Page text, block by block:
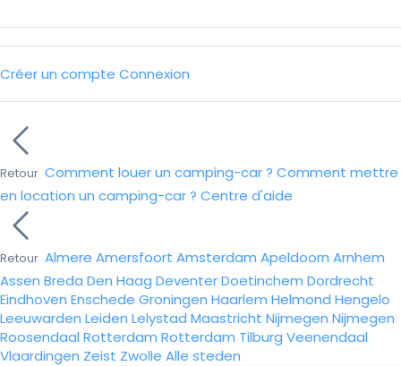
Créer un compte Connexion
Retour Comment louer un camping-car ? Comment mettre
en location un camping-car ? Centre d'aide
Retour Almere Amersfoort Amsterdam Apeldoorn Arnhem
Assen Breda Den Haag DeventerDoetinchem Dordrecht
Eindhoven Enschede Groningen Haarlem Helmond Hengelo
Leeuwarden Leiden Lelystad Maastricht Nijmegen Nijmegen
Roosendaal Rotterdam Rotterdam Tilburg Veenendaal
Vlaardingen Zeist Zwolle Alle steden